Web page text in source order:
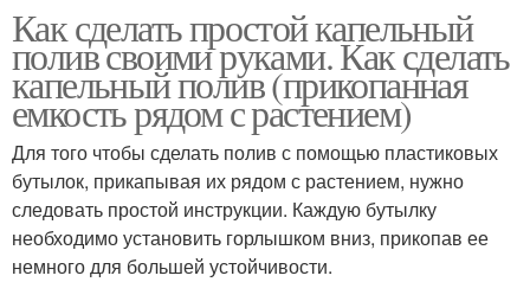
Как сделать простой капельный
полив своими руками. Как сделать
капельный полив (прикопанная
емкость рядом с растением)
Для того чтобы сделать полив с помощью пластиковых
бутылок, прикапывая их рядом с растением, нужно
следовать простой инструкции. Каждую бутылку
необходимо установить горлышком вниз, прикопав ее
немного для большей устойчивости.